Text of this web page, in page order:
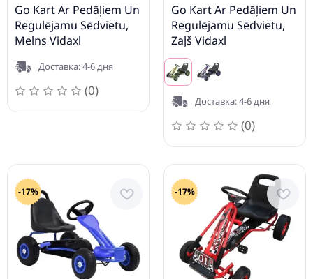
Go Kart Ar Pedāļiem Un
Regulējamu Sēdvietu,
Melns Vidaxl
Доставка: 4-6 дня
(0)
Go Kart Ar Pedāļiem Un
Regulējamu Sēdvietu,
Zaļš Vidaxl
Доставка: 4-6 дня
(0)
-17% -17%